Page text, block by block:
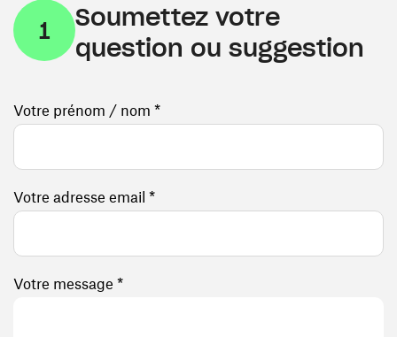
1
Soumettez votre
question ou suggestion
Votre prénom / nom *
Votre adresse email *
Votre message *